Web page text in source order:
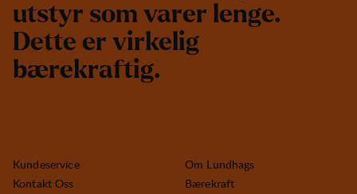
utstyr som varer lenge.
Dette er virkelig
bærekraftig.
Kundeservice
Kontakt Oss
Om Lundhags
Bærekraft